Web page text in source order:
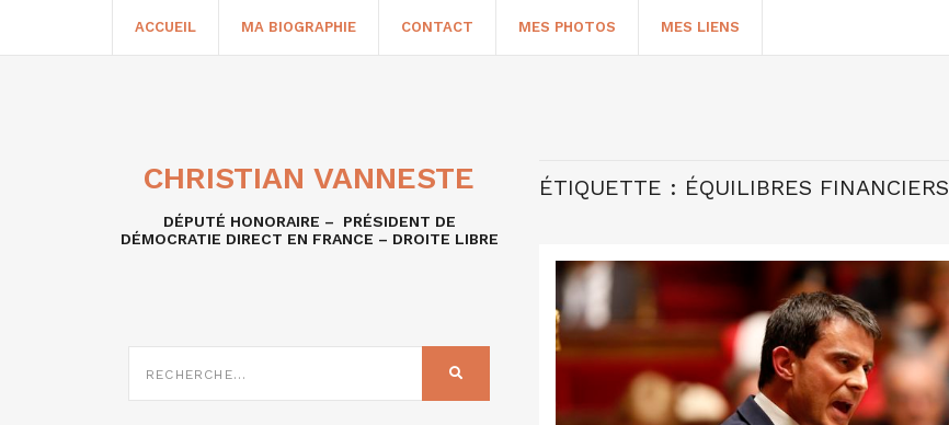
ACCUEIL MA BIOGRAPHIE CONTACT MES PHOTOS MES LIENS
ÉTIQUETTE : ÉQUILIBRES FINANCIERS
CHRISTIAN VANNESTE
DÉPUTÉ HONORAIRE – PRÉSIDENT DE
DÉMOCRATIE DIRECT EN FRANCE – DROITE LIBRE
SUR